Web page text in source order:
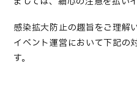
感染拡大防止の趣旨をご理解
イベント運営において下記の
す。